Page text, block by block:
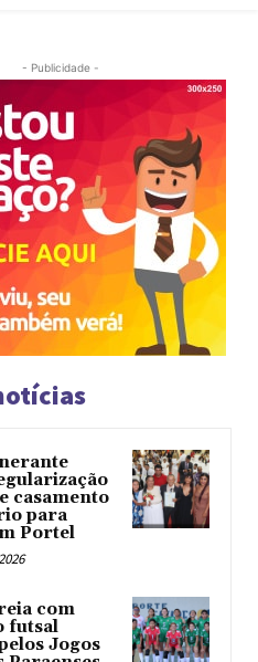
- Publicidade -
casamento
para
Portel
com
futsal
Jogos